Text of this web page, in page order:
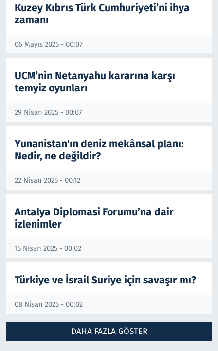
Kuzey Kıbrıs Türk Cumhuriyeti’ni ihya
zamanı
06 Mayıs 2025 - 00:07
UCM’nin Netanyahu kararına karşı
temyiz oyunları
29 Nisan 2025 - 00:07
Yunanistan'ın deniz mekânsal planı:
Nedir, ne değildir?
22 Nisan 2025 - 00:12
Antalya Diplomasi Forumu’na dair
izlenimler
15 Nisan 2025 - 00:02
Türkiye ve İsrail Suriye için savaşır mı?
08 Nisan 2025 - 00:02
DAHA FAZLA GÖSTER